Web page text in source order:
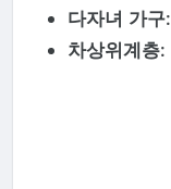
다자녀 가구:
차상위계층: